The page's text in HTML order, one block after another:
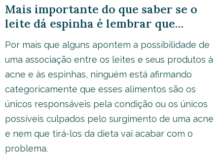
Mais importante do que saber se o
leite dá espinha é lembrar que…
Por mais que alguns apontem a possibilidade de
uma associação entre os leites e seus produtos à
acne e às espinhas, ninguém está afirmando
categoricamente que esses alimentos são os
únicos responsáveis pela condição ou os únicos
possíveis culpados pelo surgimento de uma acne
e nem que tirá-los da dieta vai acabar com o
problema.